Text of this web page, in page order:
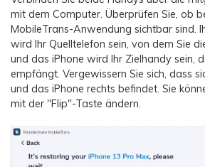
mit dem Computer. Überprüfen Sie, ob
MobileTrans-Anwendung sichtbar sind.
wird Ihr Quelltelefon sein, von dem Sie
und das iPhone wird Ihr Zielhandy sein,
empfängt. Vergewissern Sie sich, dass
und das iPhone rechts befindet. Sie
mit der "Flip"-Taste ändern.